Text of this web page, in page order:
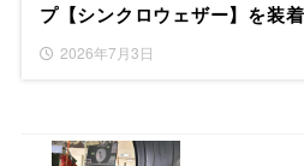
プ【シンクロウェザー】を装
2026年7月3日